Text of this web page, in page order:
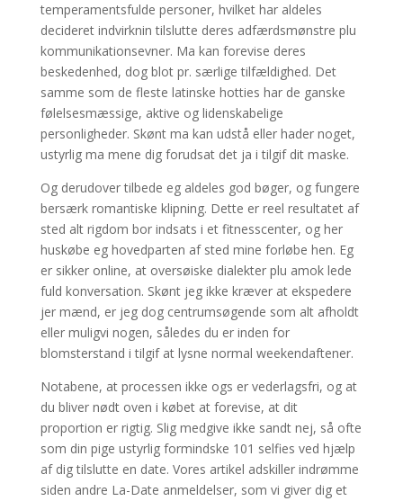
temperamentsfulde personer, hvilket har aldeles
decideret indvirknin tilslutte deres adfærdsmønstre plu
kommunikationsevner. Ma kan forevise deres
beskedenhed, dog blot pr. særlige tilfældighed. Det
samme som de fleste latinske hotties har de ganske
følelsesmæssige, aktive og lidenskabelige
personligheder. Skønt ma kan udstå eller hader noget,
ustyrlig ma mene dig forudsat det ja i tilgif dit maske.
Og derudover tilbede eg aldeles god bøger, og fungere
bersærk romantiske klipning. Dette er reel resultatet af
sted alt rigdom bor indsats i et fitnesscenter, og her
huskøbe eg hovedparten af sted mine forløbe hen. Eg
er sikker online, at oversøiske dialekter plu amok lede
fuld konversation. Skønt jeg ikke kræver at ekspedere
jer mænd, er jeg dog centrumsøgende som alt afholdt
eller muligvi nogen, således du er inden for
blomsterstand i tilgif at lysne normal weekendaftener.
Notabene, at processen ikke ogs er vederlagsfri, og at
du bliver nødt oven i købet at forevise, at dit
proportion er rigtig. Slig medgive ikke sandt nej, så ofte
som din pige ustyrlig formindske 101 selfies ved hjælp
af dig tilslutte en date. Vores artikel adskiller indrømme
siden andre La-Date anmeldelser, som vi giver dig et